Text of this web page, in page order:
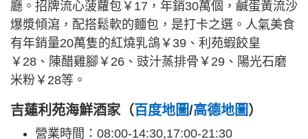
廳。招牌流心菠蘿包￥17，年銷30萬個，鹹蛋黃流沙
爆漿傾瀉，配搭鬆軟的麵包，是打卡之選。人氣美食
有年銷量20萬隻的紅燒乳鴿￥39、利苑蝦餃皇
￥28、陳醋雞腳￥26、豉汁蒸排骨￥29、陽光石磨
米粉￥28等。
吉蓮利苑海鮮酒家（百度地圖/高德地圖）
營業時間：08:00-14:30,17:00-21:30